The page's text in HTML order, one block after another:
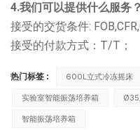
4.我们可以提供什么服务？
接受的交货条件:
接受的付款方式：T/T；
热门标签 : 600L立式冷冻摇床
实验室智能振荡培养箱 Ø35
智能振荡培养箱